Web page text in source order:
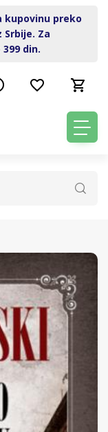
kupovinu preko
Srbije. Za
din.